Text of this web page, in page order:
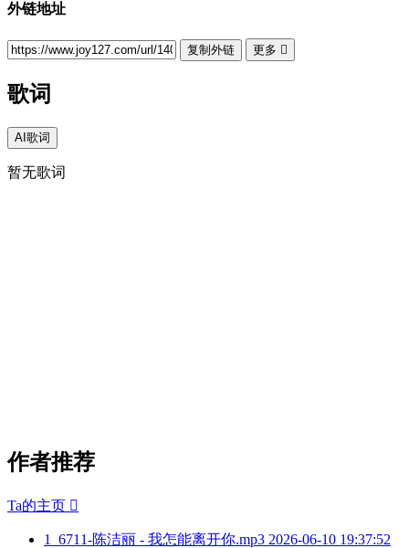
外链地址
复制外链 更多 
歌词
AI歌词
暂无歌词
作者推荐
Ta的主页 
1 6711-陈洁丽 - 我怎能离开你.mp3 2026-06-10 19:37:52